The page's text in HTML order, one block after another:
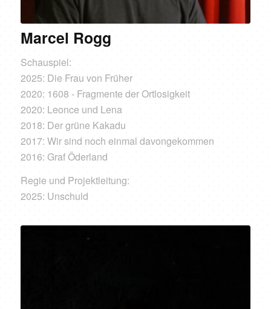
Marcel Rogg
Schauspiel:
2025: Die Frau von Früher
2020: 1608 - Fragmente der Ortlosigkeit
2020: Leonce und Lena
2018: Der grüne Kakadu
2017: Wir sind noch einmal davongekommen
2016: Graf Öderland
Regie und Projektleitung:
2025: Unschuld